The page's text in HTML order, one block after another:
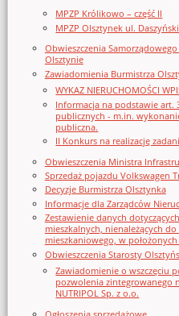
MPZP Królikowo – część II
MPZP Olsztynek ul.
Obwieszczenia
Olsztynie
Zawiadomienia Burmistrza
WYKAZ NIERUCHOMOŚCI
Informacja na podstawie art.
publicznych - m.in.
publiczna.
II Konkurs na realizację
Obwieszczenia Ministra
Sprzedaż pojazdu Volkswagen
Decyzje Burmistrza Olsztynka
Informacje dla Zarządców
Zestawienie danych
mieszkalnych, nienależących
mieszkaniowego, w
Obwieszczenia Starosty
Zawiadomienie o wszczęciu
pozwolenia zintegrowanego
NUTRIPOL Sp. z o.o.